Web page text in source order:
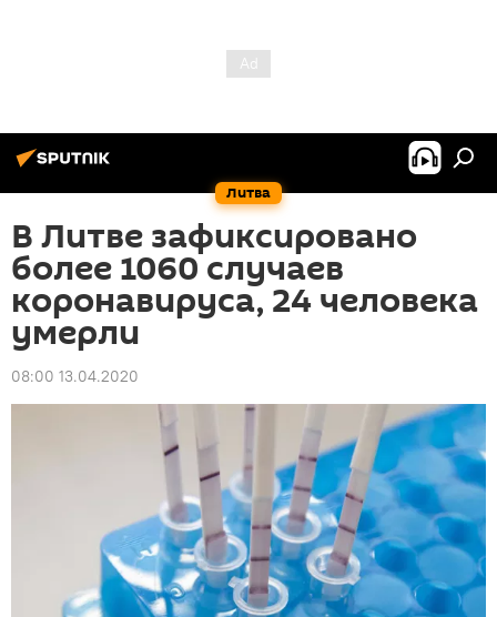
Литва
В Литве зафиксировано
более 1060 случаев
коронавируса, 24 человека
умерли
08:00 13.04.2020